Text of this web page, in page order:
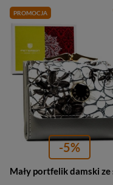
PROMOCJA
-5%